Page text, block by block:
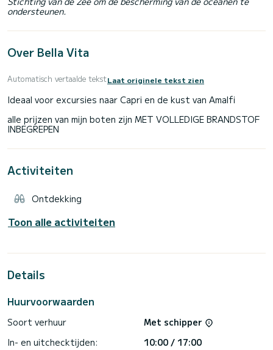
ondersteunen.
Over Bella Vita
Automatisch vertaalde tekstLaat originele tekst zien
Ideaal voor excursies naar Capri en de kust van Amalfi
alle prijzen van mijn boten zijn MET VOLLEDIGE BRANDSTOF
Activiteiten
Ontdekking
Toon alle activiteiten
Details
Huurvoorwaarden
Soort verhuur
Met schipper
In- en uitchecktijden:
10:00 / 17:00